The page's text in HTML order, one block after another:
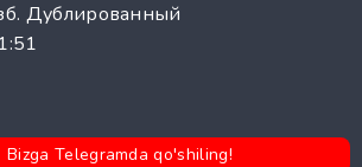
Дублированный
Bizga Telegramda qo'shiling!